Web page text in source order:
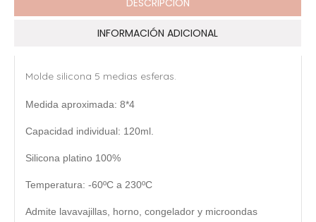
DESCRIPCIÓN
INFORMACIÓN ADICIONAL
Molde silicona 5 medias esferas.
Medida aproximada: 8*4
Capacidad individual: 120ml.
Silicona platino 100%
Temperatura: -60ºC a 230ºC
Admite lavavajillas, horno, congelador y microondas